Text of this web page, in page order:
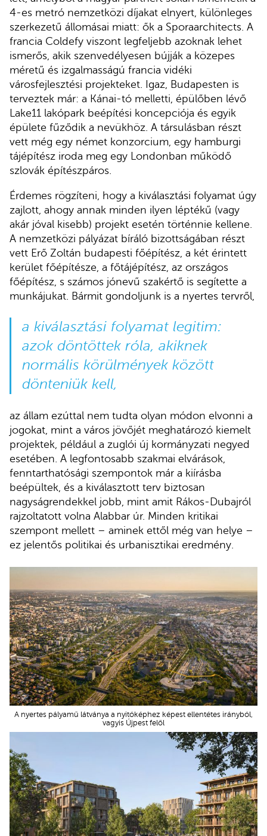
4-es metró nemzetközi díjakat elnyert, különleges
szerkezetű állomásai miatt: ők a Sporaarchitects. A
francia Coldefy viszont legfeljebb azoknak lehet
ismerős, akik szenvedélyesen bújják a közepes
méretű és izgalmasságú francia vidéki
városfejlesztési projekteket. Igaz, Budapesten is
terveztek már: a Kánai-tó melletti, épülőben lévő
Lake11 lakópark beépítési koncepciója és egyik
épülete fűződik a nevükhöz. A társulásban részt
vett még egy német konzorcium, egy hamburgi
tájépítész iroda meg egy Londonban működő
szlovák építészpáros.
Érdemes rögzíteni, hogy a kiválasztási folyamat úgy
zajlott, ahogy annak minden ilyen léptékű (vagy
akár jóval kisebb) projekt esetén történnie kellene.
A nemzetközi pályázat bíráló bizottságában részt
vett Erő Zoltán budapesti főépítész, a két érintett
kerület főépítésze, a főtájépítész, az országos
főépítész, s számos jónevű szakértő is segítette a
munkájukat. Bármit gondoljunk is a nyertes tervről,
a kiválasztási folyamat legitim:
azok döntöttek róla, akiknek
normális körülmények között
dönteniük kell,
az állam ezúttal nem tudta olyan módon elvonni a
jogokat, mint a város jövőjét meghatározó kiemelt
projektek, például a zuglói új kormányzati negyed
esetében. A legfontosabb szakmai elvárások,
fenntarthatósági szempontok már a kiírásba
beépültek, és a kiválasztott terv biztosan
nagyságrendekkel jobb, mint amit Rákos-Dubajról
rajzoltatott volna Alabbar úr. Minden kritikai
szempont mellett – aminek ettől még van helye –
ez jelentős politikai és urbanisztikai eredmény.
A nyertes pályamű látványa a nyitóképhez képest ellentétes irányból,
vagyis Újpest felől